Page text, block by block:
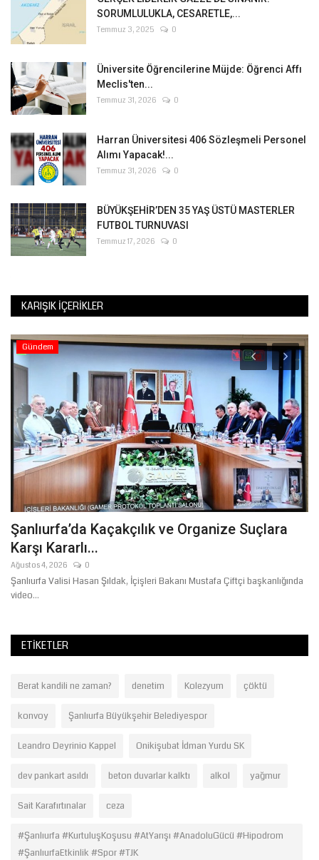
SORUMLULUKLA, CESARETLE,...
Temmuz 3, 2025 0
Üniversite Öğrencilerine Müjde: Öğrenci Affı
Meclis'ten...
Temmuz 31, 2026 0
Harran Üniversitesi 406 Sözleşmeli Personel
Alımı Yapacak!...
Temmuz 31, 2026 0
BÜYÜKŞEHİR’DEN 35 YAŞ ÜSTÜ MASTERLER
FUTBOL TURNUVASI
Temmuz 17, 2026 0
KARIŞIK İÇERIKLER
Gündem
Şanlıurfa’da Kaçakçılık ve Organize Suçlara
Karşı Kararlı...
Ağustos 4, 2026 0
Şanlıurfa Valisi Hasan Şıldak, İçişleri Bakanı Mustafa Çiftçi başkanlığında
video...
ETIKETLER
Berat kandili ne zaman? denetim Kolezyum çöktü
konvoy Şanlıurfa Büyükşehir Belediyespor
Leandro Deyrinio Kappel Onikişubat İdman Yurdu SK
dev pankart asıldı beton duvarlar kalktı alkol yağmur
Sait Karafırtınalar ceza
#Şanlıurfa #KurtuluşKoşusu #AtYarışı #AnadoluGücü #Hipodrom
#ŞanlıurfaEtkinlik #Spor #TJK